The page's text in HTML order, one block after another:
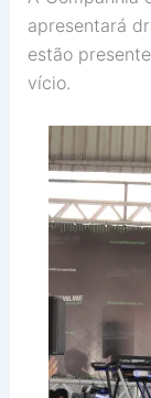
apresentará
estão
vício.